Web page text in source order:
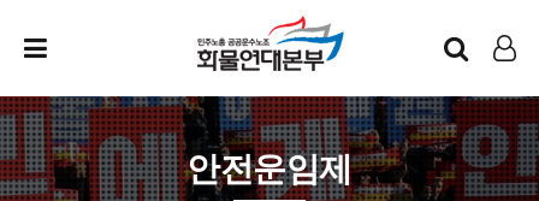
인트라넷
LOG IN
안전운임제